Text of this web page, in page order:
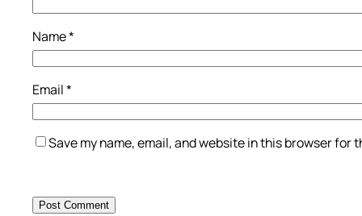
Name*
Email*
Save my name, email, and website in this browser for